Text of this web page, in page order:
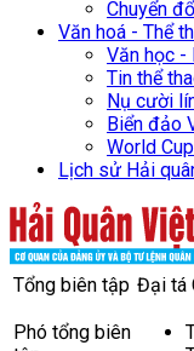
Chuyển
Văn hoá - Thể
Văn học -
Tin thể
Nụ cười
Biển đảo
World
Lịch sử Hải
Tổng biên tập Đại tá
Phó tổng biên